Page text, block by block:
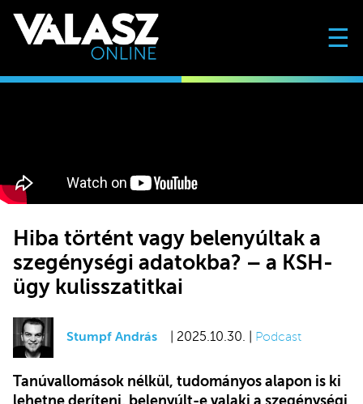
☰
Hiba történt vagy belenyúltak a
szegénységi adatokba? – a KSH-
ügy kulisszatitkai
Stumpf András | 2025.10.30. | Podcast
Tanúvallomások nélkül, tudományos alapon is ki